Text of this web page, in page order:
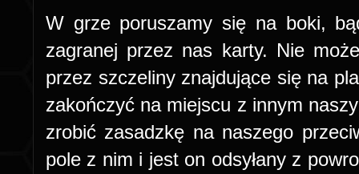
W grze poruszamy się na boki,
zagranej przez nas karty. Nie
przez szczeliny znajdujące się na
zakończyć na miejscu z innym
zrobić zasadzkę na naszego
pole z nim i jest on odsyłany z